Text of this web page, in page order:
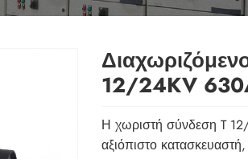
12/24KV
Η χωριστή σύνδεση T
αξιόπιστο